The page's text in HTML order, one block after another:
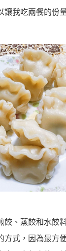
讓我吃兩餐的份
餃、蒸餃和水餃
方式，因為最方